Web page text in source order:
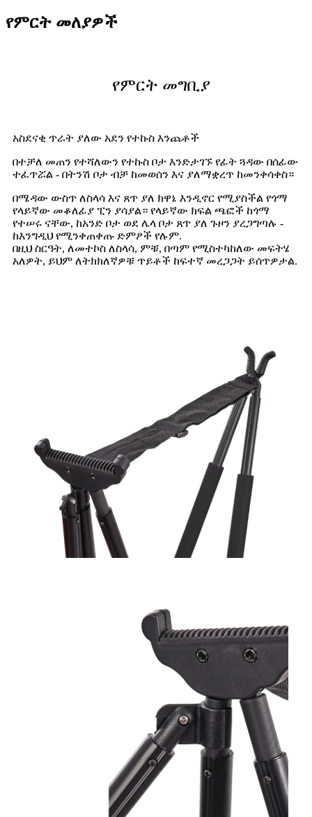
የምርት መለያዎች
የምርት መግቢያ
አስደናቂ ጥራት ያለው አደን የተኩስ እንጨቶች
በተቻለ መጠን የተሻለውን የተኩስ ቦታ እንድታገኙ የፊት ጓዳው በሰፊው
ተፈጥሯል - በትንሽ ቦታ ብቻ ከመወሰን እና ያለማቋረጥ ከመንቀሳቀስ።
በሜዳው ውስጥ ለስላሳ እና ጸጥ ያለ ክዋኔ እንዲኖር የሚያስችል የጎማ
የላይኛው መቆለፊያ ፒን ያሳያል። የላይኛው ክፍል ጫፎች ከጎማ
የተሠሩ ናቸው, ከአንድ ቦታ ወደ ሌላ ቦታ ጸጥ ያለ ጉዞን ያረጋግጣሉ -
ከእንግዲህ የሚንቀጠቀጡ ድምፆች የሉም.
በዚህ ስርዓት, ለመተኮስ ለስላሳ, ምቹ, በጣም የሚስተካከለው መፍትሄ
አለዎት, ይህም ለትክክለኛዎቹ ጥይቶች ከፍተኛ መረጋጋት ይሰጥዎታል.